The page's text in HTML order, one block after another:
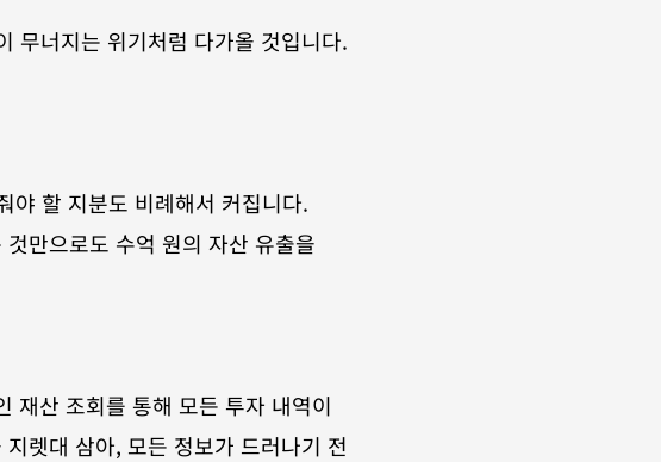
무너지는 위기처럼 다가올 것입니다.
야 할 지분도 비례해서 커집니다.
만으로도 수억 원의 자산 유출을
재산 조회를 통해 모든 투자 내역이
렛대 삼아, 모든 정보가 드러나기 전